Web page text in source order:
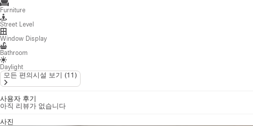
Furniture
Street Level
Window Display
Bathroom
Daylight
모든 편의시설 보기 (11)
사용자 후기
아직 리뷰가 없습니다
사진